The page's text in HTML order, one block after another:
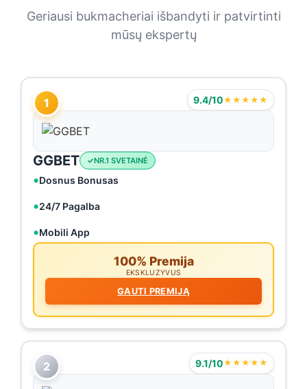
Geriausi bukmacheriai išbandyti ir patvirtinti
mūsų ekspertų
1 9.4/10★★★★★
GGBET NR.1 SVETAINĖ
Dosnus Bonusas
24/7 Pagalba
Mobili App
100% Premija
EKSKLUZYVUS
GAUTI PREMIJĄ
2 9.1/10★★★★★